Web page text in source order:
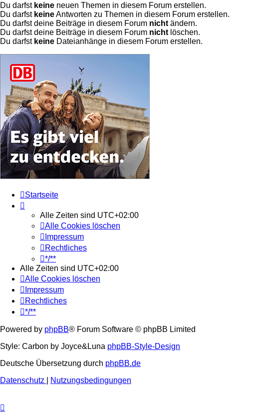
Du darfst keine neuen Themen in diesem Forum erstellen.
Du darfst keineAntworten zu Themen in diesem Forum erstellen.
Du darfst deine Beiträge in diesem Forum nicht ändern.
Du darfst deine Beiträge in diesem Forum nicht löschen.
Du darfst keine Dateianhänge in diesem Forum erstellen.
Startseite
Alle Zeiten sind UTC+02:00
Alle Cookies löschen
Impressum
Rechtliches
*/**
Alle Zeiten sind UTC+02:00
Alle Cookies löschen
Impressum
Rechtliches
*/**
Powered by phpBB® Forum Software © phpBB Limited
Style: Carbon by Joyce&Luna phpBB-Style-Design
Deutsche Übersetzung durch phpBB.de
Datenschutz
Nutzungsbedingungen